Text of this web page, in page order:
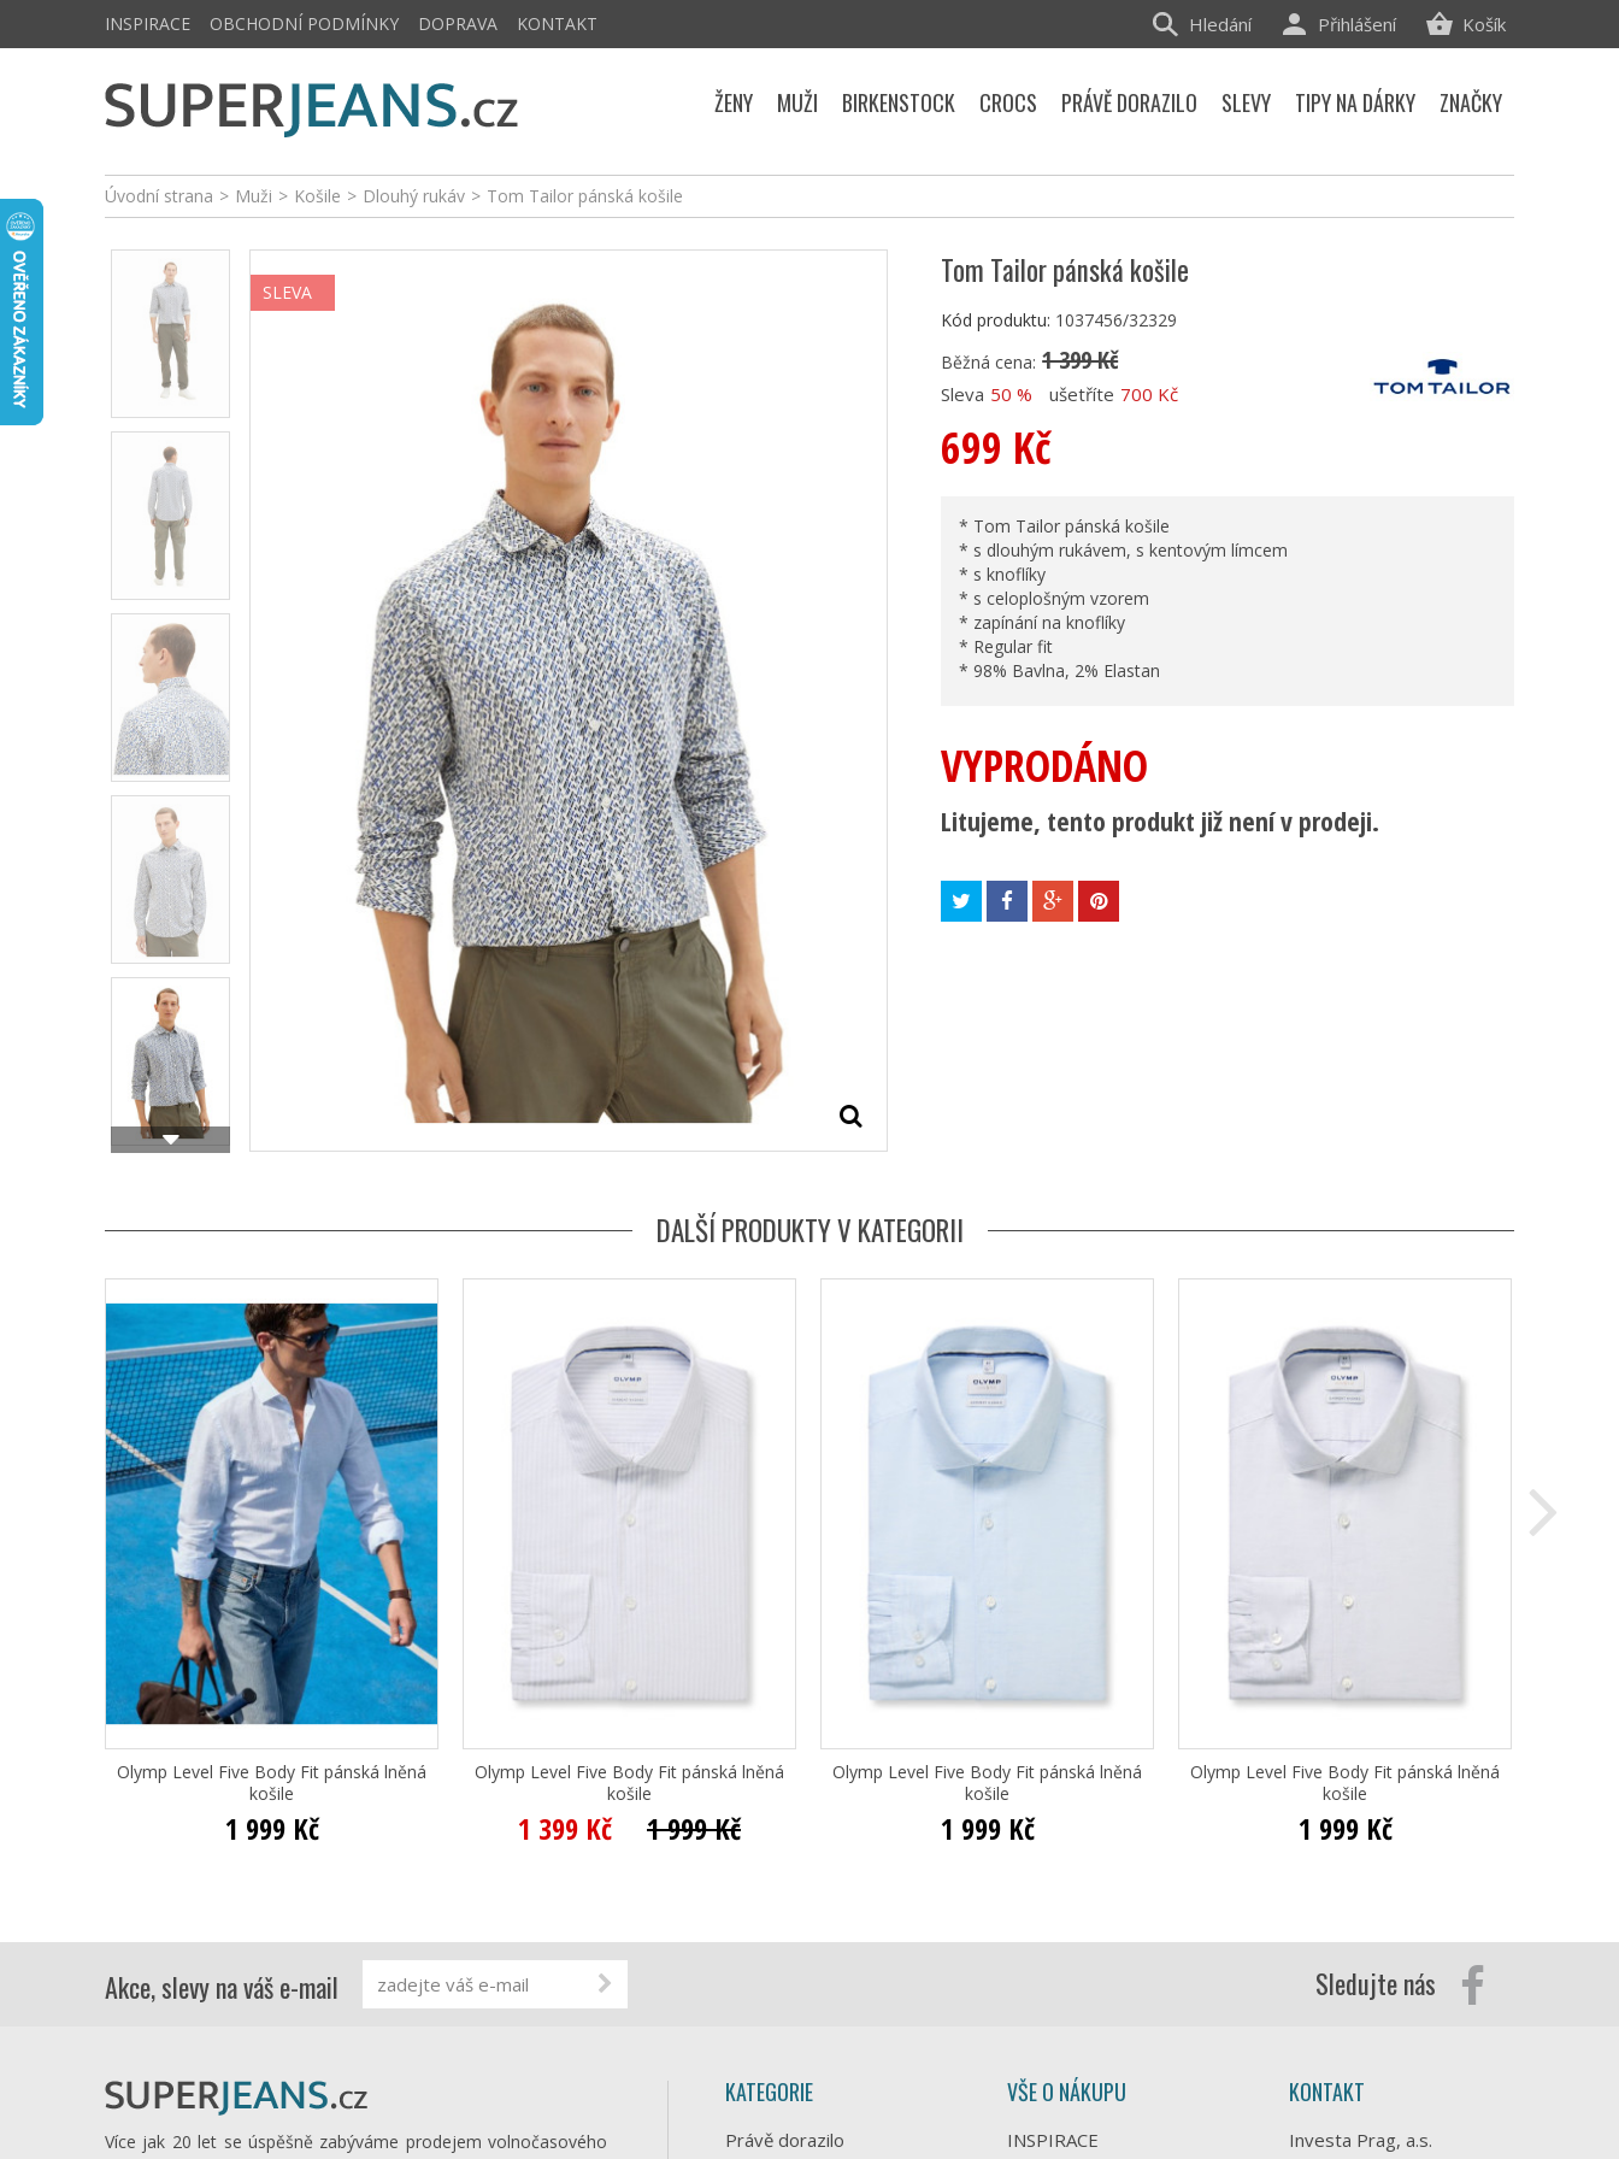
Úvodní strana > Muži > Košile > Dlouhý rukáv > Tom Tailor pánská košile
SLEVA
Tom Tailor pánská košile
Kód produktu: 1037456/32329
Běžná cena: 1 399 Kč
Sleva 50 % ušetříte 700 Kč
699 Kč
* Tom Tailor pánská košile
* s dlouhým rukávem, s kentovým límcem
* s knoflíky
* s celoplošným vzorem
* zapínání na knoflíky
* Regular fit
* 98% Bavlna, 2% Elastan
VYPRODÁNO
Litujeme, tento produkt již není v prodeji.
DALŠÍ PRODUKTY V KATEGORII
Olymp Level Five Body Fit pánská lněná
košile
1 999 Kč
Olymp Level Five Body Fit pánská lněná
košile
1 399 Kč 1 999 Kč
Olymp Level Five Body Fit pánská lněná
košile
1 999 Kč
Olymp Level Five Body Fit pánská lněná
košile
1 999 Kč
INSPIRACE OBCHODNÍ PODMÍNKY DOPRAVA KONTAKT Košík
Přihlášení
Hledání
ŽENY MUŽI BIRKENSTOCK CROCS PRÁVĚ DORAZILO SLEVY TIPY NA DÁRKY ZNAČKY
Akce, slevy na váš e-mail Sledujte nás
Více jak 20 let se úspěšně zabýváme prodejem volnočasového
KATEGORIE
Právě dorazilo
VŠE O NÁKUPU
INSPIRACE
KONTAKT
Investa Prag, a.s.